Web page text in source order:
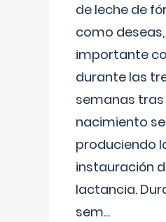
de leche de
como
importante
durante las
semanas tras
nacimiento
produciendo
instauración
lactancia.
sem...